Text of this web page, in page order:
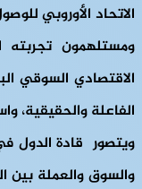
الاتحاد الأوروبي
ومستلهمون تجربته
الاقتصادي السوقي
الفاعلة والحقيقية،
ويتصور قادة الدول
والسوق والعملة بين